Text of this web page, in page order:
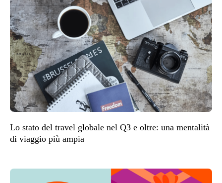
Lo stato del travel globale nel Q3 e oltre: una mentalità
di viaggio più ampia